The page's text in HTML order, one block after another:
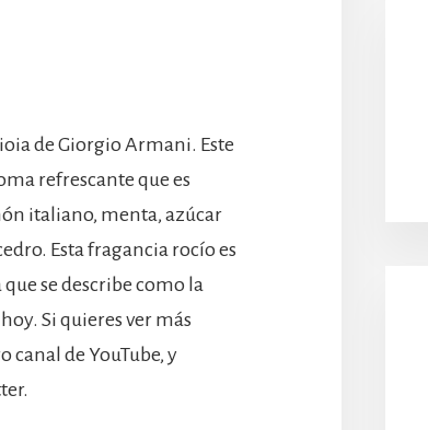
de Giorgio Armani. Este
refrescante que es
italiano, menta, azúcar
Esta fragancia rocío es
se describe como la
Si quieres ver más
canal de YouTube, y